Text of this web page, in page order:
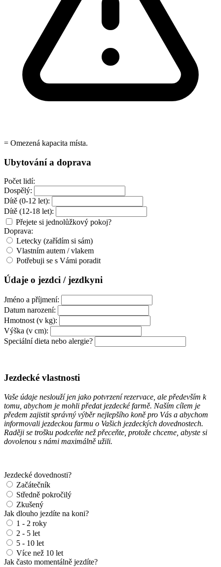
= Omezená kapacita místa.
Ubytování a doprava
Počet lidí:
Dospělý:
Dítě (0-12 let):
Dítě (12-18 let):
Přejete si jednolůžkový pokoj?
Doprava:
Letecky (zařídím si sám)
Vlastním autem / vlakem
Potřebuji se s Vámi poradit
Údaje o jezdci / jezdkyni
Jméno a příjmení:
Datum narození:
Hmotnost (v kg):
Výška (v cm):
Speciální dieta nebo alergie?
Jezdecké vlastnosti
Vaše údaje neslouží jen jako potvrzení rezervace, ale především k
tomu, abychom je mohli předat jezdecké farmě. Naším cílem je
předem zajistit správný výběr nejlepšího koně pro Vás a abychom
informovali jezdeckou farmu o Vašich jezdeckých dovednostech.
Raději se trošku podceňte než přeceňte, protože chceme, abyste si
dovolenou s námi maximálně užili.
Jezdecké dovednosti?
Začátečník
Středně pokročilý
Zkušený
Jak dlouho jezdíte na koni?
1 - 2 roky
2 - 5 let
5 - 10 let
Více než 10 let
Jak často momentálně jezdíte?